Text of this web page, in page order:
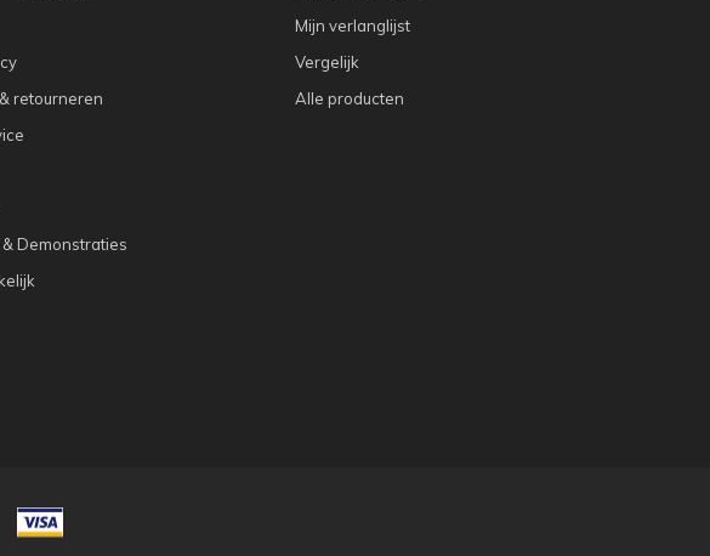
retourneren
Demonstraties
Mijn verlanglijst
Vergelijk
Alle producten